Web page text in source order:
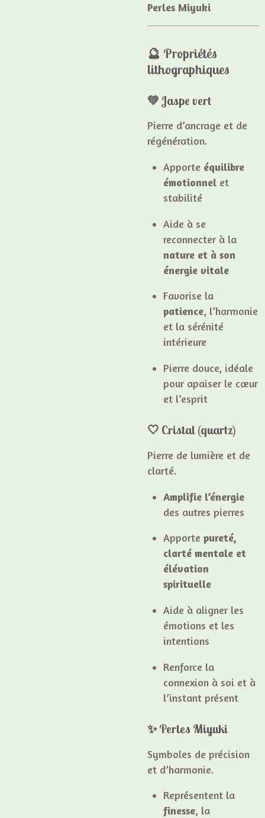
Perles Miyuki
🔮 Propriétés
lithographiques
💚 Jaspe vert
Pierre d’ancrage et de
régénération.
Apporte équilibre
émotionnelet
stabilité
Aide à se
reconnecter à la
nature et à son
énergie vitale
Favorise la
patience, l’harmonie
et la sérénité
intérieure
Pierre douce, idéale
pour apaiser le cœur
et l’esprit
🤍 Cristal (quartz)
Pierre de lumière et de
clarté.
Amplifie l’énergie
des autres pierres
Apporte pureté,
clarté mentale et
élévation
spirituelle
Aide à aligner les
émotions et les
intentions
Renforce la
connexion à soi et à
l’instant présent
✨ Perles Miyuki
Symboles de précision
et d’harmonie.
Représentent la
finesse, la